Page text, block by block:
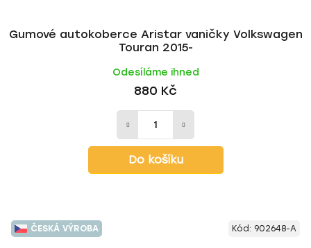
Gumové autokoberce Aristar vaničky Volkswagen
Touran 2015-
Odesíláme ihned
880 Kč
Do košíku
ČESKÁ VÝROBA Kód: 902648-A